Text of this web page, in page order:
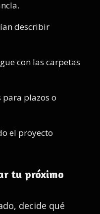
describir
con las carpetas
para plazos o
el proyecto
tu próximo
decide qué